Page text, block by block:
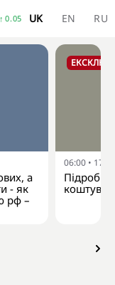
↑ 0.05 UK EN RU
а
- як
рф –
06:00 •